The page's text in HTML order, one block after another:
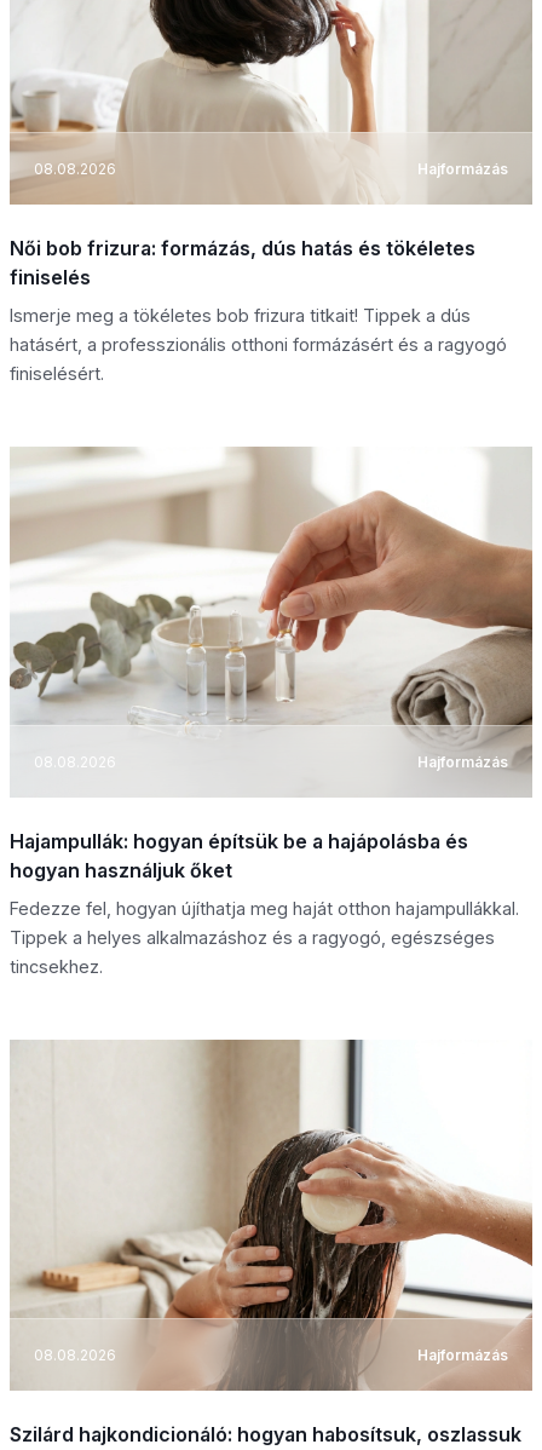
08.08.2026 Hajformázás
Női bob frizura: formázás, dús hatás és tökéletes
finiselés
Ismerje meg a tökéletes bob frizura titkait! Tippek a dús
hatásért, a professzionális otthoni formázásért és a ragyogó
finiselésért.
08.08.2026 Hajformázás
Hajampullák: hogyan építsük be a hajápolásba és
hogyan használjuk őket
Fedezze fel, hogyan újíthatja meg haját otthon hajampullákkal.
Tippek a helyes alkalmazáshoz és a ragyogó, egészséges
tincsekhez.
08.08.2026 Hajformázás
Szilárd hajkondicionáló: hogyan habosítsuk, oszlassuk